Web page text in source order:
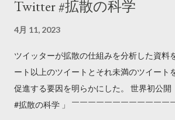
Twitter #拡散の科学
4月 11, 2023
ツイッターが拡散の仕組みを分析した資料
ート以上のツイートとそれ未満のツイート
促進する要因を明らかにした。 世界初公
#拡散の科学 」 ￣￣￣￣￣￣￣￣￣￣￣￣